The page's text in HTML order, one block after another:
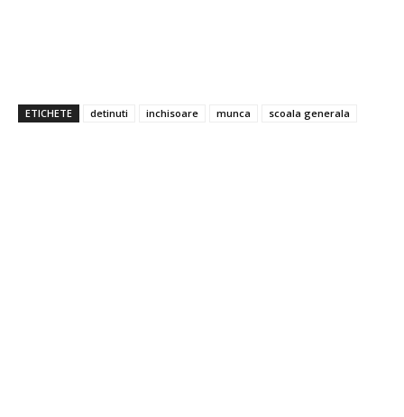
ETICHETE detinuti inchisoare munca scoala generala